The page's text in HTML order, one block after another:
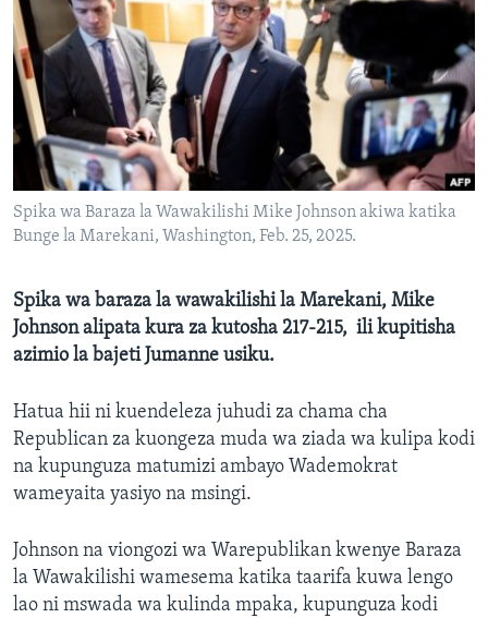
Spika wa Baraza la Wawakilishi Mike Johnson akiwa katika
Bunge la Marekani, Washington, Feb. 25, 2025.
Spika wa baraza la wawakilishi la Marekani, Mike
Johnson alipata kura za kutosha 217-215, ili kupitisha
azimio la bajeti Jumanne usiku.
Hatua hii ni kuendeleza juhudi za chama cha
Republican za kuongeza muda wa ziada wa kulipa kodi
na kupunguza matumizi ambayo Wademokrat
wameyaita yasiyo na msingi.
Johnson na viongozi wa Warepublikan kwenye Baraza
la Wawakilishi wamesema katika taarifa kuwa lengo
lao ni mswada wa kulinda mpaka, kupunguza kodi